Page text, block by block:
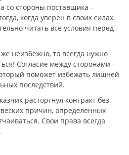
со стороны поставщика -
когда уверен в своих силах.
читать все условия перед
неизбежно, то всегда нужно
Согласие между сторонами -
поможет избежать лишней
последствий.
расторгнул контракт без
причин, определенных
Свои права всегда